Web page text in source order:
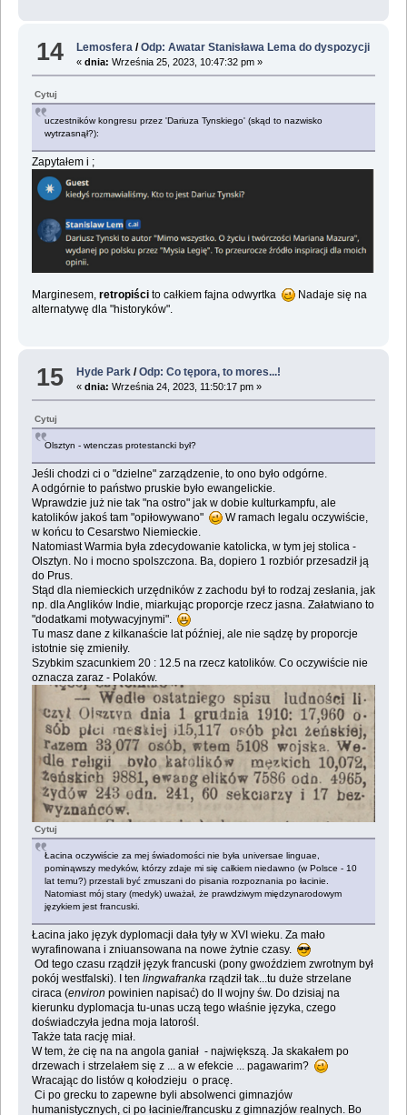
14 Lemosfera /Odp: Awatar Stanisława Lema do dyspozycji
«dnia: Września 25, 2023, 10:47:32 pm »
Cytuj
uczestników kongresu przez 'Dariuza Tynskiego' (skąd to nazwisko
wytrzasnął?):
Zapytałem i ;
Marginesem, retropiści to całkiem fajna odwyrtka
Nadaje się na
alternatywę dla "historyków".
15 Hyde Park /Odp: Co tępora, to mores...!
«dnia: Września 24, 2023, 11:50:17 pm »
Cytuj
Olsztyn - wtenczas protestancki był?
Jeśli chodzi ci o "dzielne" zarządzenie, to ono było odgórne.
A odgórnie to państwo pruskie było ewangelickie.
Wprawdzie już nie tak "na ostro" jak w dobie kulturkampfu, ale
katolików jakoś tam "opiłowywano"
W ramach legalu oczywiście,
w końcu to Cesarstwo Niemieckie.
Natomiast Warmia była zdecydowanie katolicka, w tym jej stolica -
Olsztyn. No i mocno spolszczona. Ba, dopiero 1 rozbiór przesadził ją
do Prus.
Stąd dla niemieckich urzędników z zachodu był to rodzaj zesłania, jak
np. dla Anglików Indie, miarkując proporcje rzecz jasna. Załatwiano to
"dodatkami motywacyjnymi".
Tu masz dane z kilkanaście lat później, ale nie sądzę by proporcje
istotnie się zmieniły.
Szybkim szacunkiem 20 : 12.5 na rzecz katolików. Co oczywiście nie
oznacza zaraz - Polaków.
Cytuj
Łacina oczywiście za mej świadomości nie była universae linguae,
pominąwszy medyków, którzy zdaje mi się całkiem niedawno (w Polsce - 10
lat temu?) przestali być zmuszani do pisania rozpoznania po łacinie.
Natomiast mój stary (medyk) uważał, że prawdziwym międzynarodowym
językiem jest francuski.
Łacina jako język dyplomacji dała tyły w XVI wieku. Za mało
wyrafinowana i zniuansowana na nowe żytnie czasy.
Od tego czasu rządził język francuski (pony gwoździem zwrotnym był
pokój westfalski). I ten lingwafranka rządził tak...tu duże strzelane
ciraca (environ powinien napisać) do II wojny św. Do dzisiaj na
kierunku dyplomacja tu-unas uczą tego właśnie języka, czego
doświadczyła jedna moja latorośl.
Także tata rację miał.
W tem, że cię na na angola ganiał - największą. Ja skakałem po
drzewach i strzelałem się z ... a w efekcie ... pagawarim?
Wracając do listów q kołodzieju o pracę.
Ci po grecku to zapewne byli absolwenci gimnazjów
humanistycznych, ci po łacinie/francusku z gimnazjów realnych. Bo